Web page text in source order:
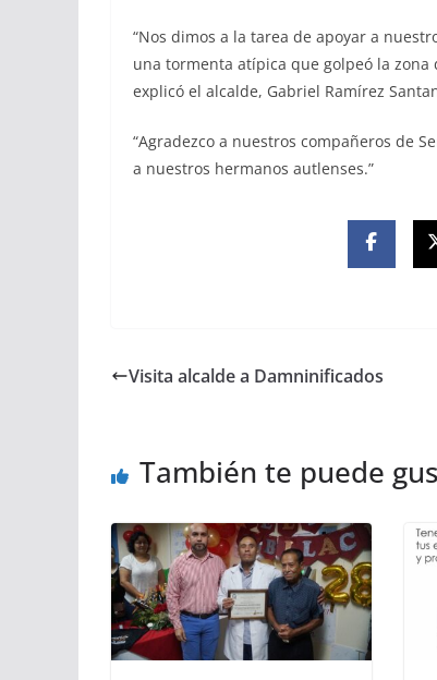
“Nos dimos a la tarea de apoyar a
una tormenta atípica que golpeó la zona
explicó el alcalde, Gabriel Ramírez
“Agradezco a nuestros compañeros de
a nuestros hermanos autlenses.”
Visita alcalde a Damninificados
También te puede